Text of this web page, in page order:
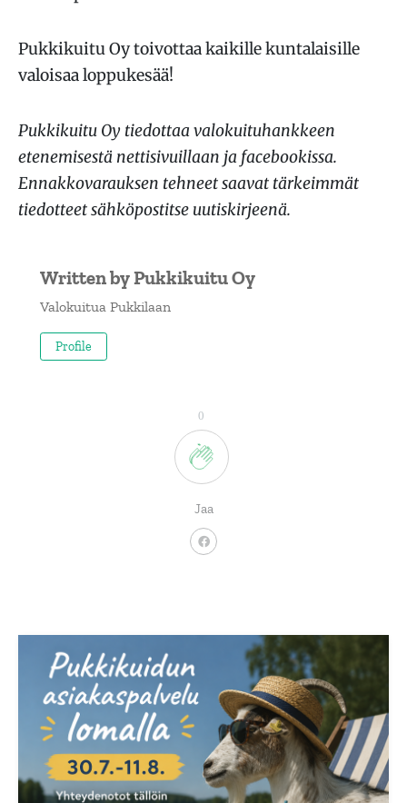
Pukkikuitu Oy toivottaa kaikille kuntalaisille
valoisaa loppukesää!
Pukkikuitu Oy tiedottaa valokuituhankkeen
etenemisestä nettisivuillaan ja facebookissa.
Ennakkovarauksen tehneet saavat tärkeimmät
tiedotteet sähköpostitse uutiskirjeenä.
Written byPukkikuitu Oy
Valokuitua Pukkilaan
Profile
0
Jaa